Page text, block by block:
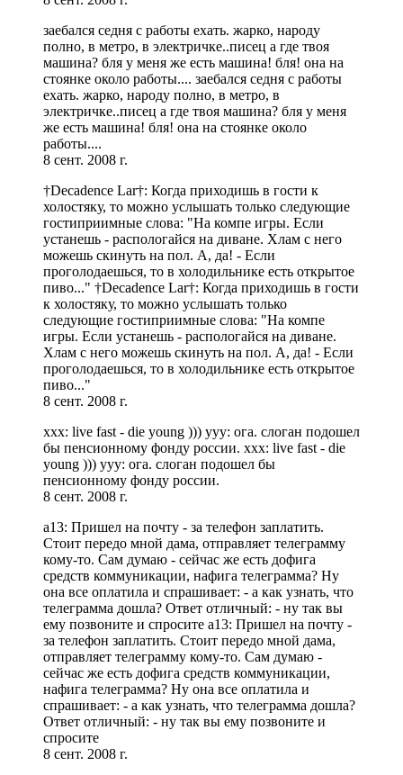
заебался седня с работы ехать. жарко, народу
полно, в метро, в электричке..писец а где твоя
машина? бля у меня же есть машина! бля! она на
стоянке около работы.... заебался седня с работы
ехать. жарко, народу полно, в метро, в
электричке..писец а где твоя машина? бля у меня
же есть машина! бля! она на стоянке около
работы....
8 сент. 2008 г.
†Decadence Lar†: Когда приходишь в гости к
холостяку, то можно услышать только следующие
гостиприимные слова: "На компе игры. Если
устанешь - распологайся на диване. Хлам с него
можешь скинуть на пол. А, да! - Если
проголодаешься, то в холодильнике есть открытое
пиво..." †Decadence Lar†: Когда приходишь в гости
к холостяку, то можно услышать только
следующие гостиприимные слова: "На компе
игры. Если устанешь - распологайся на диване.
Хлам с него можешь скинуть на пол. А, да! - Если
проголодаешься, то в холодильнике есть открытое
пиво..."
8 сент. 2008 г.
xxx: live fast - die young ))) yyy: ога. слоган подошел
бы пенсионному фонду россии. xxx: live fast - die
young ))) yyy: ога. слоган подошел бы
пенсионному фонду россии.
8 сент. 2008 г.
a13: Пришел на почту - за телефон заплатить.
Стоит передо мной дама, отправляет телеграмму
кому-то. Сам думаю - сейчас же есть дофига
средств коммуникации, нафига телеграмма? Ну
она все оплатила и спрашивает: - а как узнать, что
телеграмма дошла? Ответ отличный: - ну так вы
ему позвоните и спросите a13: Пришел на почту -
за телефон заплатить. Стоит передо мной дама,
отправляет телеграмму кому-то. Сам думаю -
сейчас же есть дофига средств коммуникации,
нафига телеграмма? Ну она все оплатила и
спрашивает: - а как узнать, что телеграмма дошла?
Ответ отличный: - ну так вы ему позвоните и
спросите
8 сент. 2008 г.